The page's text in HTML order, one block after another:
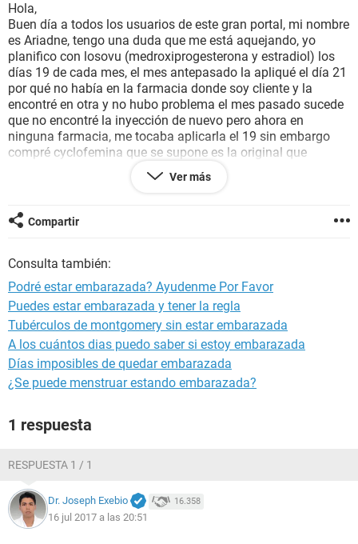
BIENESTAR
SEXUALIDAD
GLOSARIO
Hola,
Buen día a todos los usuarios de este gran portal, mi nombre
es Ariadne, tengo una duda que me está aquejando, yo
planifico con losovu (medroxiprogesterona y estradiol) los
días 19 de cada mes, el mes antepasado la apliqué el día 21
por qué no había en la farmacia donde soy cliente y la
encontré en otra y no hubo problema el mes pasado sucede
que no encontré la inyección de nuevo pero ahora en
ninguna farmacia, me tocaba aplicarla el 19 sin embargo
compré cyclofemina que se supone es la original que
contiene también medroxiprogesterona y estradiol, en la
misma cantidad y me la aplicaron el día 21 otra vez, sin
pareja el día 20, mi regla es exacta los días 11 o 12 del mes,
hasta ahora solo he tenido dos pequeños sangrados
fuerte, Dolores muy agudos, pero tengo duda si puedo estar
embarazada por estas razones, espero su respuesta y
muchas gracias.
Ver más
Compartir
Consulta también:
Podré estar embarazada? Ayudenme Por Favor
Puedes estar embarazada y tener la regla
Tubérculos de montgomery sin estar embarazada
A los cuántos dias puedo saber si estoy embarazada
Días imposibles de quedar embarazada
¿Se puede menstruar estando embarazada?
1 respuesta
RESPUESTA 1 / 1
Dr. Joseph Exebio 16.358
16 jul 2017 a las 20:51